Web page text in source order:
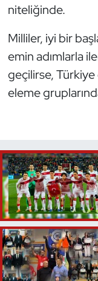
niteliğinde.
Milliler, iyi bir
emin adımlarla
geçilirse, Türkiye
eleme